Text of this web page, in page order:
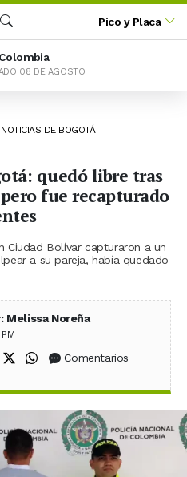
Buscar
Pico y Placa
Colombia
08 DE AGOSTO
NOTICIAS DE BOGOTÁ
quedó libre tras
fue recapturado
Ciudad Bolívar capturaron a un
a su pareja, había quedado
Melissa Noreña
en Facebook
Compartir en X (Twitter)
Compartir en WhatsApp
Comentarios